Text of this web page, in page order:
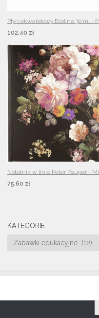
Płyn akwarelowy Ecoline 30 ml -
102.40 zł
Notatnik w linie Peter Pauper -
75.60 zł
KATEGORIE
Kategorie